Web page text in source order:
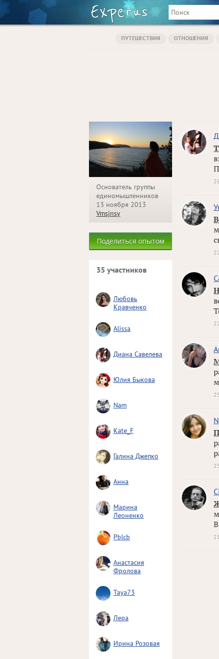
ПУТЕШЕСТВИЯ ОТНОШЕНИЯ
Основатель группы
единомышленников
13 ноября 2013
Vmsjnsy
Поделиться опытом
35 участников
Любовь
Кравченко
Alissa
Диана Савелева
Юлия Быкова
Nam
Kate_F
Галина Джепко
Анна
Марина
Леоненко
Pblcb
Анастасия
Фролова
Taya73
Лера
Ирина Розовая